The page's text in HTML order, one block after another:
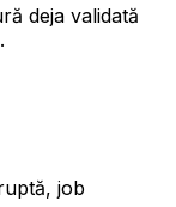
deja validată
.
job